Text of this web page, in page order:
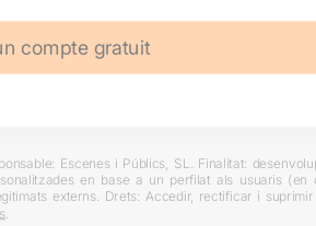
Escenes i Públics, SL. Finalitat:
en base a un perfilat als usuaris
externs. Drets: Accedir, rectificar i